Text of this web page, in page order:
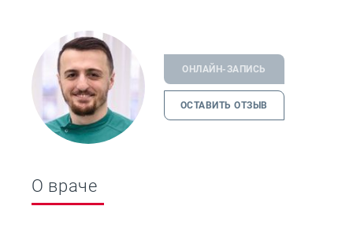
ОНЛАЙН-ЗАПИСЬ
ОСТАВИТЬ ОТЗЫВ
О враче